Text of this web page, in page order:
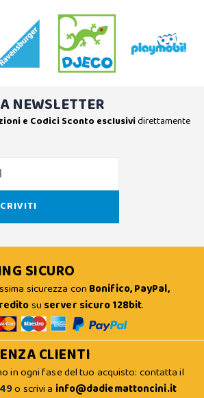
NEWSLETTER
e Codici Sconto esclusividirettamente
SICURO
sicurezza con Bonifico, PayPal,
su server sicuro 128bit.
CLIENTI
in ogni fase del tuo acquisto: contatta il
o scrivi a info@dadiemattoncini.it